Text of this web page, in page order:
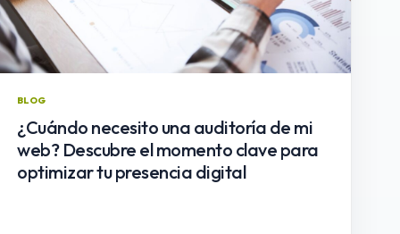
BLOG
¿Cuándo necesito una auditoría de mi
web? Descubre el momento clave para
optimizar tu presencia digital